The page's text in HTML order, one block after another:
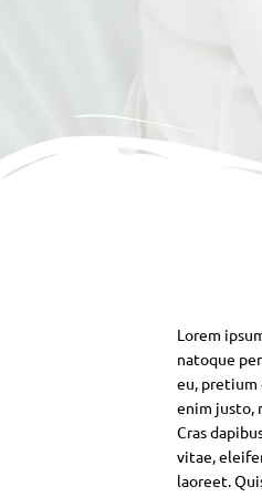
Lorem
natoque
eu, pretium
enim justo,
Cras
vitae,
laoreet.